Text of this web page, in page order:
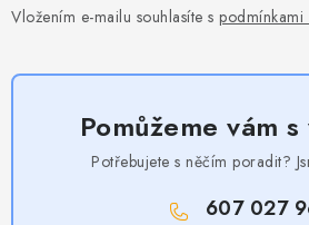
Vložením e-mailu souhlasíte s
Pomůžeme vám
Potřebujete s něčím poradit?
607 027